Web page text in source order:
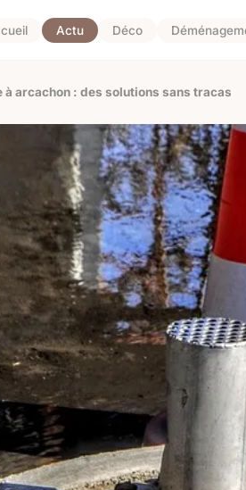
Actu Déco
à arcachon : des solutions sans tracas